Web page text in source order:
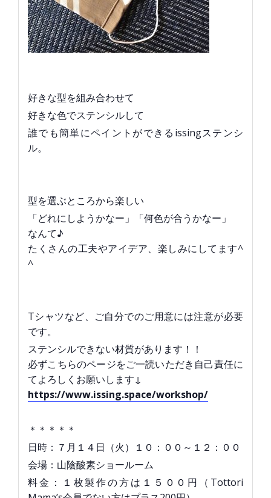
好きな型を組み合わせて
好きな色でステンシルして
誰でも簡単にペイントができるissingステンシ
ル。
型を選ぶところから楽しい
「どれにしようかなー」「何色が合うかなー」
なんて♪
たくさんの工夫やアイデア、楽しみにしてます^
^
Tシャツなど、ご自分でのご用意には注意が必要
です。
ステンシルできない材質があります！！
必ずこちらのページをご一読いただき自己責任に
てよろしくお願いします↓
https://www.issing.space/workshop/
＊＊＊＊＊
日時：７月１４日（火）１０：００～１２：００
会場：山陰酸素ショールーム
料金：１枚製作の方は１５００円（Tottori